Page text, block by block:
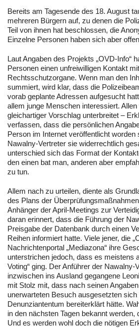
Bereits am Tagesende des 18. August
mehreren Bürgern auf, zu denen die
Teil von ihnen hat beschlossen, die
Einzelne Personen haben sich aber
Laut Angaben des Projekts „OVD-Info“
Personen einen unfreiwilligen Kontakt
Rechtsschutzorgane. Wenn man den
summiert, wird klar, dass die
vorab geplante Adressen aufgesucht
allem junge Menschen interessiert.
gleichartiger Vorschlag unterbreitet –
verfassen, dass die persönlichen
Person im Internet veröffentlicht worden
Nawalny-Vertreter sie widerrechtlich
unterschied sich das Format der
den einen bat man, anderen aber
zu tun.
Allem nach zu urteilen, diente als
des Plans der
Anhänger der April-Meetings zur
daran erinnert, dass die Führung der
Preisgabe der Datenbank durch einen
Reihen informiert hatte. Viele jener, die
Nachrichtenportal „Mediazona“ ihre
unterstrichen jedoch, dass es meistens
Voting“ ging. Der Anführer der Nawalny-
inzwischen ins Ausland gegangene
mit Stolz mit, dass nach seinen
unerwarteten Besuch ausgesetzten sich
Denunziantentum bereiterklärt hätte.
in den nächsten Tagen bekannt
Und es werden wohl doch die nötigen